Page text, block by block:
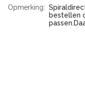
Opmerking
bestellen